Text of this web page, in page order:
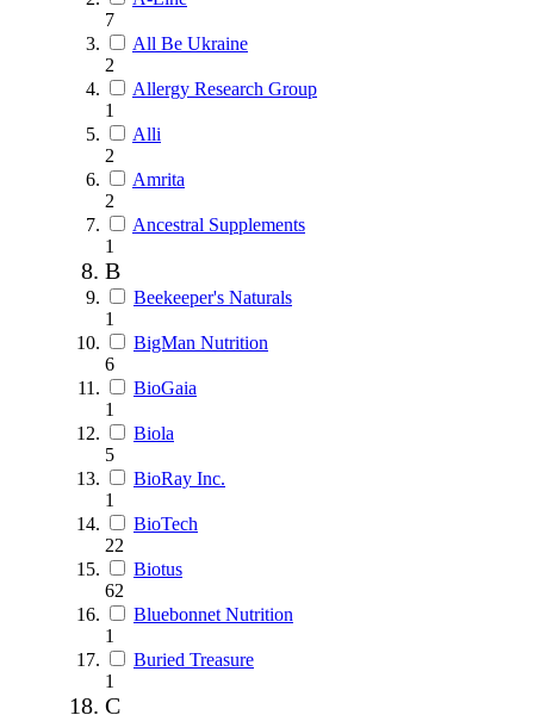
7
All Be Ukraine
2
Allergy Research Group
1
Alli
2
Amrita
2
Ancestral Supplements
1
B
Beekeeper's Naturals
1
BigMan Nutrition
6
BioGaia
1
Biola
5
BioRay Inc.
1
BioTech
22
Biotus
62
Bluebonnet Nutrition
1
Buried Treasure
1
C